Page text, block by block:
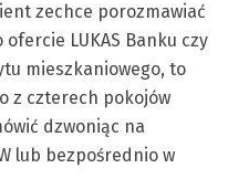
zechce porozmawiać
LUKAS Banku czy
mieszkaniowego, to
z czterech pokojów
dzwoniąc na
lub bezpośrednio w